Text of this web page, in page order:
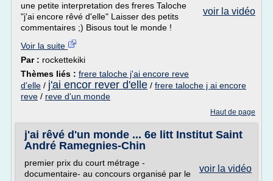
voir la vidéo
une petite interpretation des freres Taloche
"j'ai encore rêvé d'elle" Laisser des petits
commentaires ;) Bisous tout le monde !
Voir la suite
Par : rockettekiki
Thèmes liés : frere taloche j'ai encore reve
d'elle / j'ai encor rever d'elle / frere taloche j ai encore
reve / reve d'un monde
Haut de page
j'ai rêvé d'un monde ... 6e litt Institut Saint
André Ramegnies-Chin
voir la vidéo
premier prix du court métrage -
documentaire- au concours organisé par le